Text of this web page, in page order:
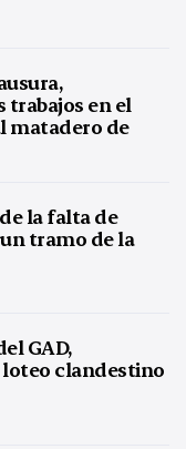
en el
matadero de
la falta de
tramo de la
GAD,
clandestino